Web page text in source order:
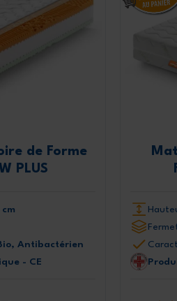
de Forme
PLUS
cm
Antibactérien
- CE